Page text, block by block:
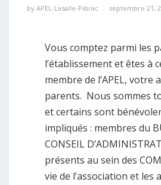
by APEL-Lasalle-Pibrac septembre 21,
Vous comptez parmi les
l’établissement et êtes à
membre de l’APEL, votre
parents. Nous sommes
et certains sont
impliqués : membres du
CONSEIL
présents au sein des
vie de l’association et les